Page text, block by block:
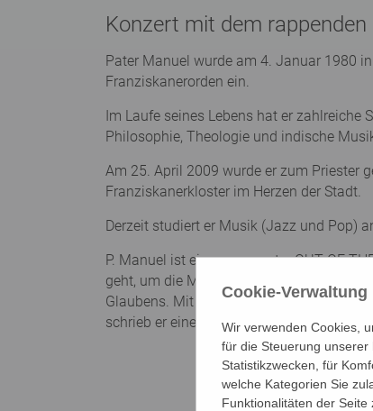
Konzert mit dem
Pater Manuel wurde am 4. Januar 1980
Franziskanerorden ein.
Im Laufe seines Lebens hat er zahlreiche
Philosophie, Theologie und indische
Am 25. April 2009 wurde er zum Priester
Franziskanerkloster im Herzen der Stadt.
Derzeit studiert er Musik (Jazz und Pop)
P. Manuel ist ein sogenannter OUT OF
geht, um die Menschen zu erreichen. Als
Glaubens. Mit seinen Musik-Videos auf
schrieb er einen Song zu Ehren von
Cookie-Verwaltung
Wir verwenden Cookies,
für die Steuerung unserer
Statistikzwecken, für
welche Kategorien Sie
Funktionalitäten der Seite